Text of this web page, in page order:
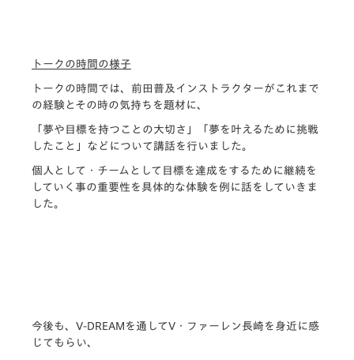
トークの時間の様子
トークの時間では、前田普及インストラクターがこれまで
の経験とその時の気持ちを題材に、
「夢や目標を持つことの大切さ」「夢を叶えるために挑戦
したこと」などについて講話を行いました。
個人として・チームとして目標を達成をするために継続を
していく事の重要性を具体的な体験を例に話をしていきま
した。
今後も、V-DREAMを通してV・ファーレン長崎を身近に感
じてもらい、